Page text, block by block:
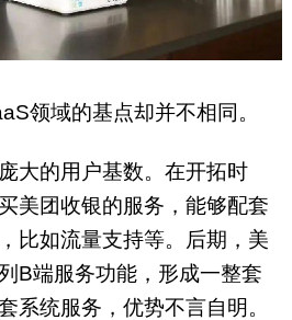
领域的基点却并不相同。
大的用户基数。在开拓时
美团收银的服务，能够配套
比如流量支持等。后期，美
B端服务功能，形成一整套
系统服务，优势不言自明。